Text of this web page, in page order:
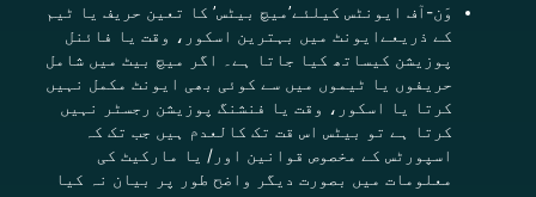
وَن-آف ایونٹس کیلئے’میچ بیٹس’ کا تعین حریف یا ٹیم
کے ذریعےایونٹ میں بہترین اسکور، وقت یا فائنل
پوزیشن کیساتھ کیا جاتا ہے۔ اگر میچ بیٹ میں شامل
حریفوں یا ٹیموں میں سے کوئی بھی ایونٹ مکمل نہیں
کرتا یا اسکور، وقت یا فنشنگ پوزیشن رجسٹر نہیں
کرتا ہے تو بیٹس اس قت تک کالعدم ہیں جب تک کہ
اسپورٹس کے مخصوص قوانین اور/ یا مارکیٹ کی
معلومات میں بصورت دیگر واضح طور پر بیان نہ کیا